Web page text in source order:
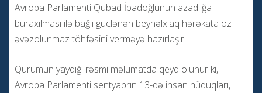
Avropa Parlamenti Qubad İbadoğlunun azadlığa
buraxılması ilə bağlı güclənən beynəlxlaq hərəkata öz
əvəzolunmaz töhfəsini verməyə hazırlaşır.
Qurumun yaydığı rəsmi məlumatda qeyd olunur ki,
Avropa Parlamenti sentyabrın 13-də insan hüquqları,